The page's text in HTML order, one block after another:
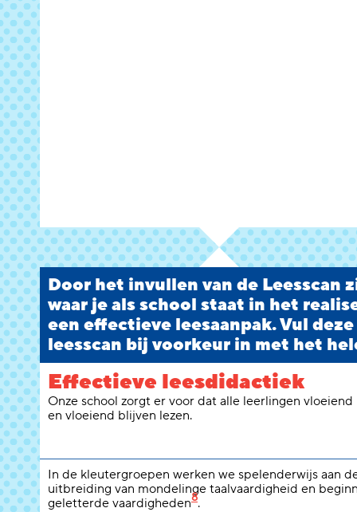
Door het invullen van de Leesscan
waar je als school staat in het
een effectieve leesaanpak. Vul deze
leesscan bij voorkeur in met het
Effectieve leesdidactiek
Onze school zorgt er voor dat alle leerlingen vloeiend
en vloeiend blijven lezen.
In de kleutergroepen werken we spelenderwijs aan
uitbreiding van mondelinge taalvaardigheid en
geletterde vaardigheden8.